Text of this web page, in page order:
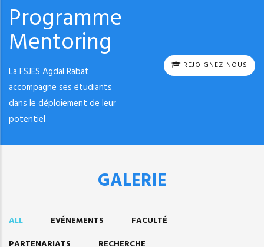
Programme
Mentoring
La FSJES Agdal Rabat
accompagne ses étudiants
dans le déploiement de leur
potentiel
REJOIGNEZ-NOUS
GALERIE
ALL EVÉNEMENTS
FACULTÉ
PARTENARIATS
RECHERCHE